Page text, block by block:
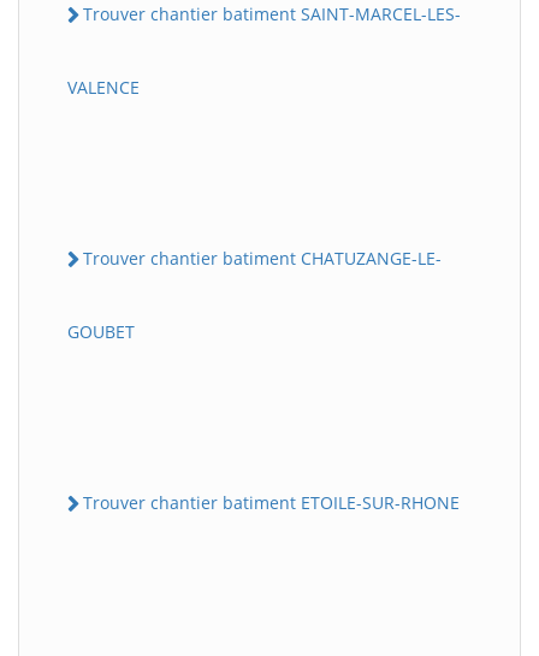
Trouver chantier batiment SAINT-MARCEL-LES-
VALENCE
Trouver chantier batiment CHATUZANGE-LE-
GOUBET
Trouver chantier batiment ETOILE-SUR-RHONE